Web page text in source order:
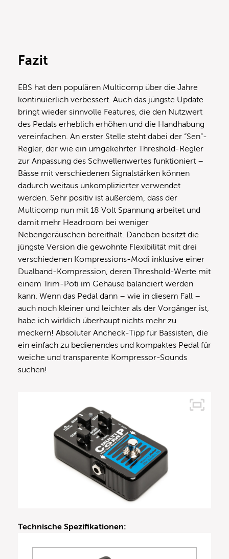
Fazit
EBS hat den populären Multicomp über die Jahre
kontinuierlich verbessert. Auch das jüngste Update
bringt wieder sinnvolle Features, die den Nutzwert
des Pedals erheblich erhöhen und die Handhabung
vereinfachen. An erster Stelle steht dabei der “Sen”-
Regler, der wie ein umgekehrter Threshold-Regler
zur Anpassung des Schwellenwertes funktioniert –
Bässe mit verschiedenen Signalstärken können
dadurch weitaus unkomplizierter verwendet
werden. Sehr positiv ist außerdem, dass der
Multicomp nun mit 18 Volt Spannung arbeitet und
damit mehr Headroom bei weniger
Nebengeräuschen bereithält. Daneben besitzt die
jüngste Version die gewohnte Flexibilität mit drei
verschiedenen Kompressions-Modi inklusive einer
Dualband-Kompression, deren Threshold-Werte mit
einem Trim-Poti im Gehäuse balanciert werden
kann. Wenn das Pedal dann – wie in diesem Fall –
auch noch kleiner und leichter als der Vorgänger ist,
habe ich wirklich überhaupt nichts mehr zu
meckern! Absoluter Ancheck-Tipp für Bassisten, die
ein einfach zu bedienendes und kompaktes Pedal für
weiche und transparente Kompressor-Sounds
suchen!
Technische Spezifikationen: